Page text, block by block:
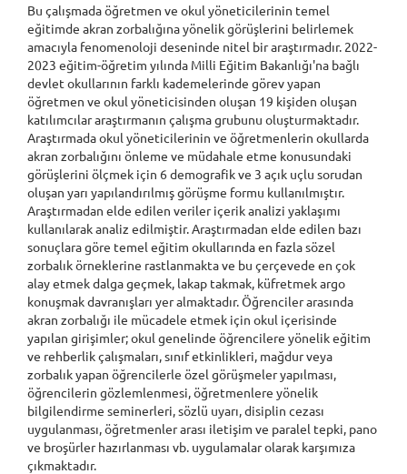
Bu çalışmada öğretmen ve okul yöneticilerinin temel
eğitimde akran zorbalığına yönelik görüşlerini belirlemek
amacıyla fenomenoloji deseninde nitel bir araştırmadır. 2022-
2023 eğitim-öğretim yılında Milli Eğitim Bakanlığı'na bağlı
devlet okullarının farklı kademelerinde görev yapan
öğretmen ve okul yöneticisinden oluşan 19 kişiden oluşan
katılımcılar araştırmanın çalışma grubunu oluşturmaktadır.
Araştırmada okul yöneticilerinin ve öğretmenlerin okullarda
akran zorbalığını önleme ve müdahale etme konusundaki
görüşlerini ölçmek için 6 demografik ve 3 açık uçlu sorudan
oluşan yarı yapılandırılmış görüşme formu kullanılmıştır.
Araştırmadan elde edilen veriler içerik analizi yaklaşımı
kullanılarak analiz edilmiştir. Araştırmadan elde edilen bazı
sonuçlara göre temel eğitim okullarında en fazla sözel
zorbalık örneklerine rastlanmakta ve bu çerçevede en çok
alay etmek dalga geçmek, lakap takmak, küfretmek argo
konuşmak davranışları yer almaktadır. Öğrenciler arasında
akran zorbalığı ile mücadele etmek için okul içerisinde
yapılan girişimler; okul genelinde öğrencilere yönelik eğitim
ve rehberlik çalışmaları, sınıf etkinlikleri, mağdur veya
zorbalık yapan öğrencilerle özel görüşmeler yapılması,
öğrencilerin gözlemlenmesi, öğretmenlere yönelik
bilgilendirme seminerleri, sözlü uyarı, disiplin cezası
uygulanması, öğretmenler arası iletişim ve paralel tepki, pano
ve broşürler hazırlanması vb. uygulamalar olarak karşımıza
çıkmaktadır.